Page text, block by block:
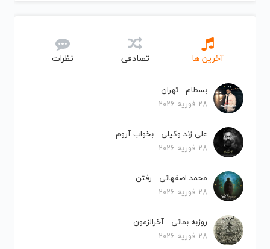
آخرین ها تصادفی نظرات
بسطام - تهران
28 فوریه 2026
علی زند وکیلی - بخواب آروم
28 فوریه 2026
محمد اصفهانی - رفتن
28 فوریه 2026
روزبه بمانی - آخرالزمون
28 فوریه 2026